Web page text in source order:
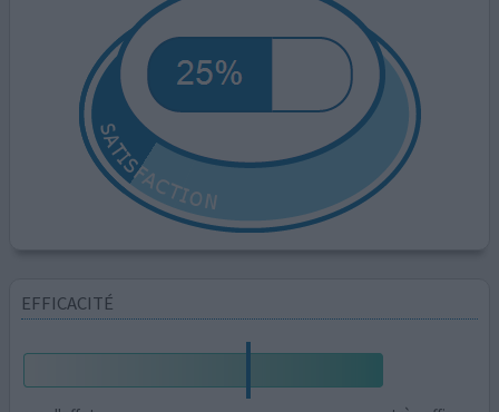
EFFICACITÉ